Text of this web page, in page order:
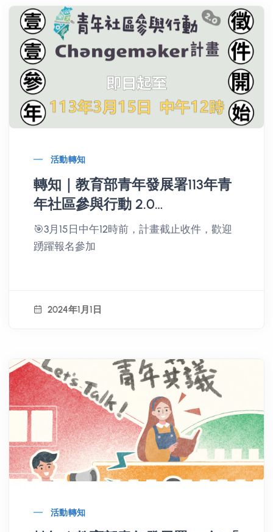
活動轉知
轉知｜教育部青年發展署113年青
年社區參與行動 2.0
Changemaker 計畫
🎯3月15日中午12時前，計畫截止收件，歡迎
踴躍報名參加
2024年1月1日
活動轉知